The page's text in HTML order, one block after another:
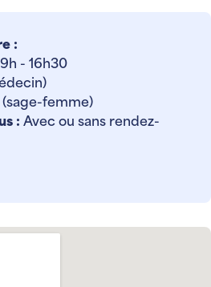
:
- 16h30
(sage-femme)
: Avec ou sans rendez-